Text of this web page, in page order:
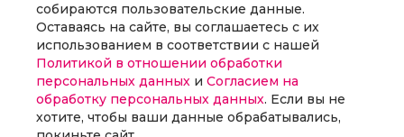
г. Москва, наб Пресненская, д. 8, стр. 1
Заказать звонок
собираются пользовательские данные.
Оставаясь на сайте, вы соглашаетесь с их
использованием в соответствии с нашей
Политикой в отношении обработки
персональных данных и Согласием на
обработку персональных данных. Если вы не
хотите, чтобы ваши данные обрабатывались,